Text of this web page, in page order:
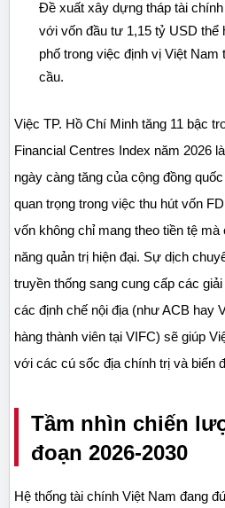
Đề xuất xây dựng tháp tài
với vốn đầu tư 1,15 tỷ USD thể
phố trong việc định vị Việt Nam
cầu.
Việc TP. Hồ Chí Minh tăng 11 bậc
Financial Centres Index năm 2026
ngày càng tăng của cộng đồng
quan trọng trong việc thu hút vốn
vốn không chỉ mang theo tiền tệ
năng quản trị hiện đại. Sự dịch
truyền thống sang cung cấp các
các định chế nội địa (như ACB hay
hàng thành viên tại VIFC) sẽ giúp
với các cú sốc địa chính trị và biến
Tầm nhìn chiến
đoạn 2026-2030
Hệ thống tài chính Việt Nam đang